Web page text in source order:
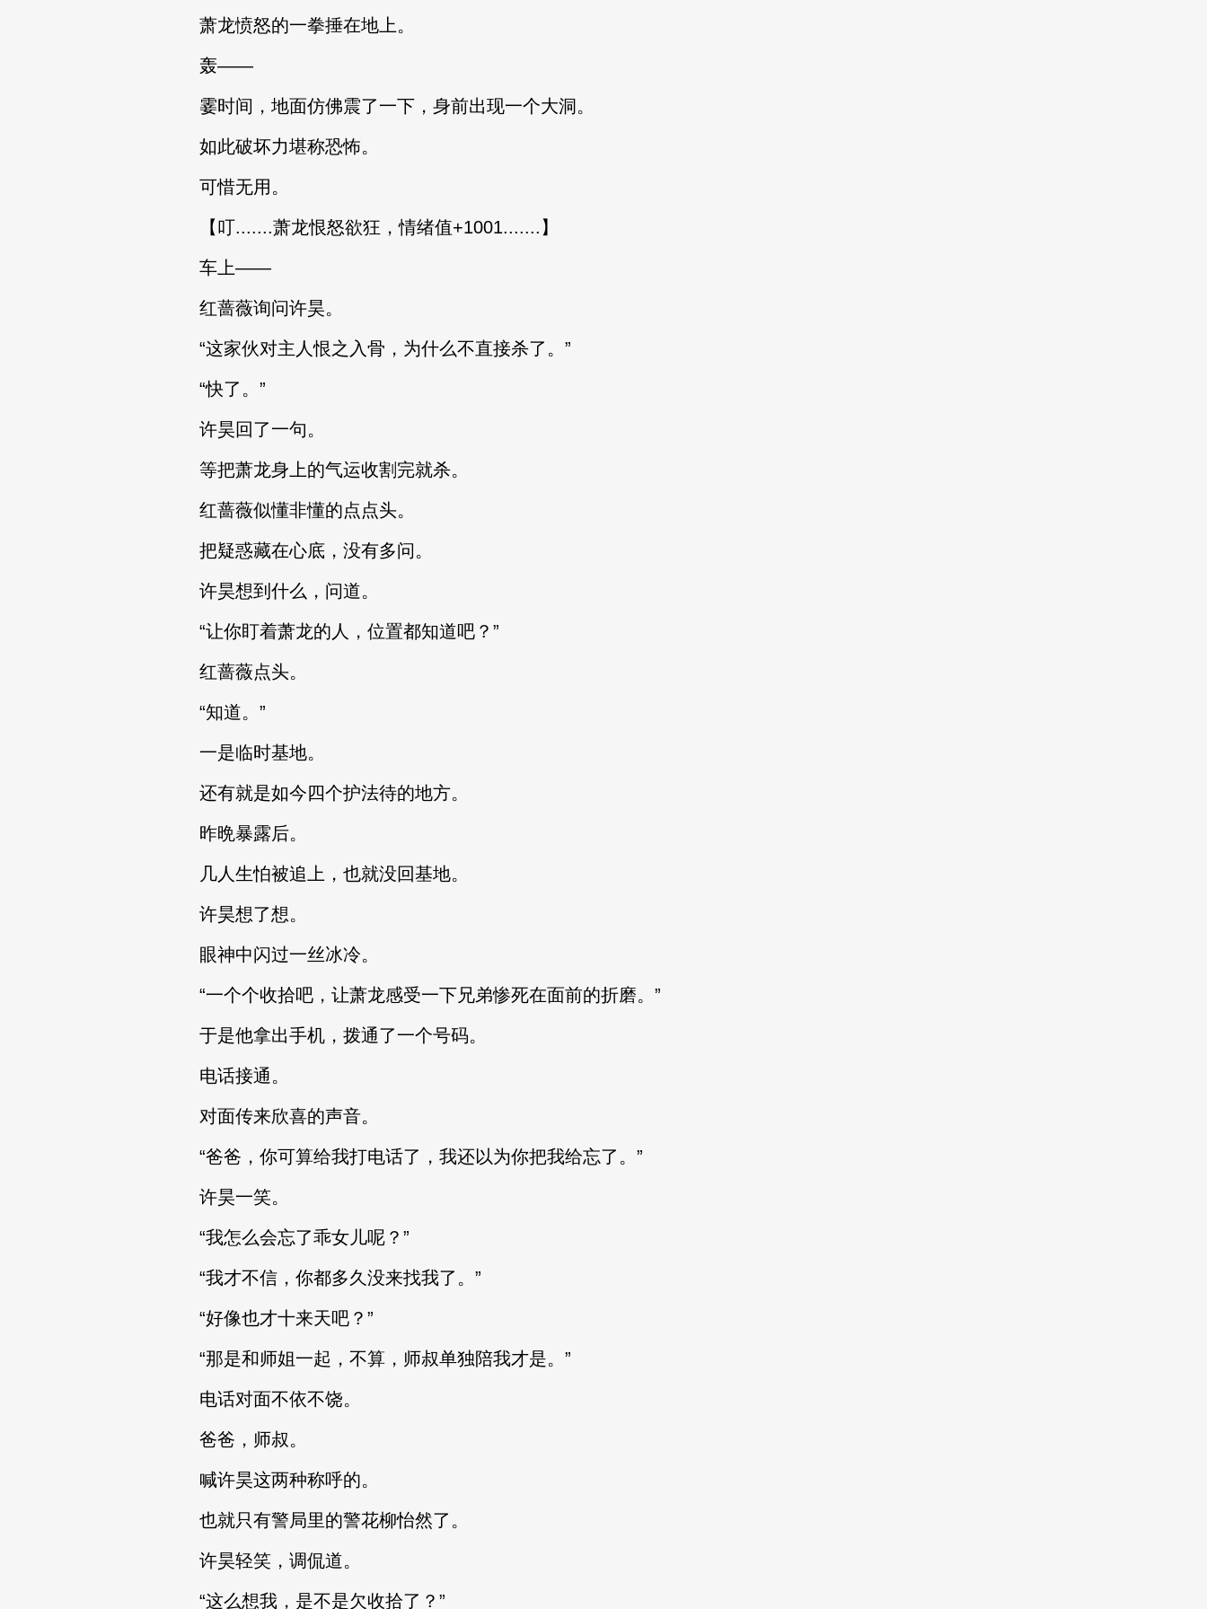
萧龙愤怒的一拳捶在地上。
轰——
霎时间，地面仿佛震了一下，身前出现一个大洞。
如此破坏力堪称恐怖。
可惜无用。
【叮.......萧龙恨怒欲狂，情绪值+1001.......】
车上——
红蔷薇询问许昊。
“这家伙对主人恨之入骨，为什么不直接杀了。”
“快了。”
许昊回了一句。
等把萧龙身上的气运收割完就杀。
红蔷薇似懂非懂的点点头。
把疑惑藏在心底，没有多问。
许昊想到什么，问道。
“让你盯着萧龙的人，位置都知道吧？”
红蔷薇点头。
“知道。”
一是临时基地。
还有就是如今四个护法待的地方。
昨晩暴露后。
几人生怕被追上，也就没回基地。
许昊想了想。
眼神中闪过一丝冰冷。
“一个个收拾吧，让萧龙感受一下兄弟惨死在面前的折磨。”
于是他拿出手机，拨通了一个号码。
电话接通。
对面传来欣喜的声音。
“爸爸，你可算给我打电话了，我还以为你把我给忘了。”
许昊一笑。
“我怎么会忘了乖女儿呢？”
“我才不信，你都多久没来找我了。”
“好像也才十来天吧？”
“那是和师姐一起，不算，师叔单独陪我才是。”
电话对面不依不饶。
爸爸，师叔。
喊许昊这两种称呼的。
也就只有警局里的警花柳怡然了。
许昊轻笑，调侃道。
“这么想我，是不是欠收拾了？”